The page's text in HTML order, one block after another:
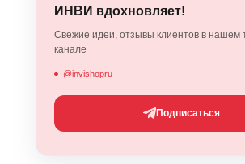
ИНВИ вдохновляет!
Свежие идеи, отзывы клиентов в нашем
канале
@invishopru
Подписаться